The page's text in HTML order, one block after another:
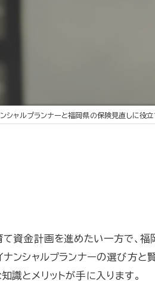
ンシャルプランナーと福岡県の保険見直しに役
資金計画を進めたい一方で、福
ンシャルプランナーの選び方と
とメリットが手に入ります。